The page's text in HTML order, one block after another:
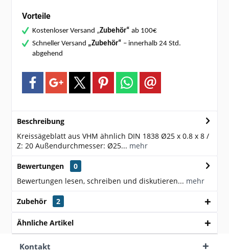
Vorteile
Kostenloser Versand „Zubehör“ ab 100€
Schneller Versand „Zubehör“ – innerhalb 24 Std.
abgehend
Beschreibung
Kreissägeblatt aus VHM ähnlich DIN 1838 Ø25 x 0.8 x 8 /
Z: 20 Außendurchmesser: Ø25... mehr
Bewertungen
0
Bewertungen lesen, schreiben und diskutieren... mehr
Zubehör 2
Ähnliche Artikel
Kontakt